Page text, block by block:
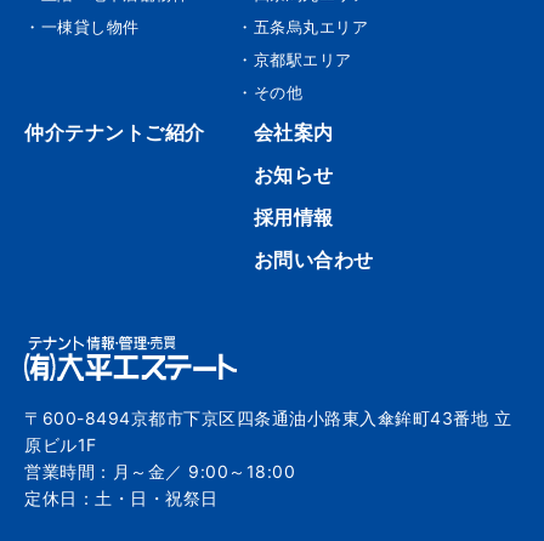
・一棟貸し物件
・五条烏丸エリア
・京都駅エリア
・その他
仲介テナントご紹介
会社案内
お知らせ
採用情報
お問い合わせ
〒600-8494京都市下京区四条通油小路東入傘鉾町43番地 立
原ビル1F
営業時間：月～金／ 9:00～18:00
定休日：土・日・祝祭日